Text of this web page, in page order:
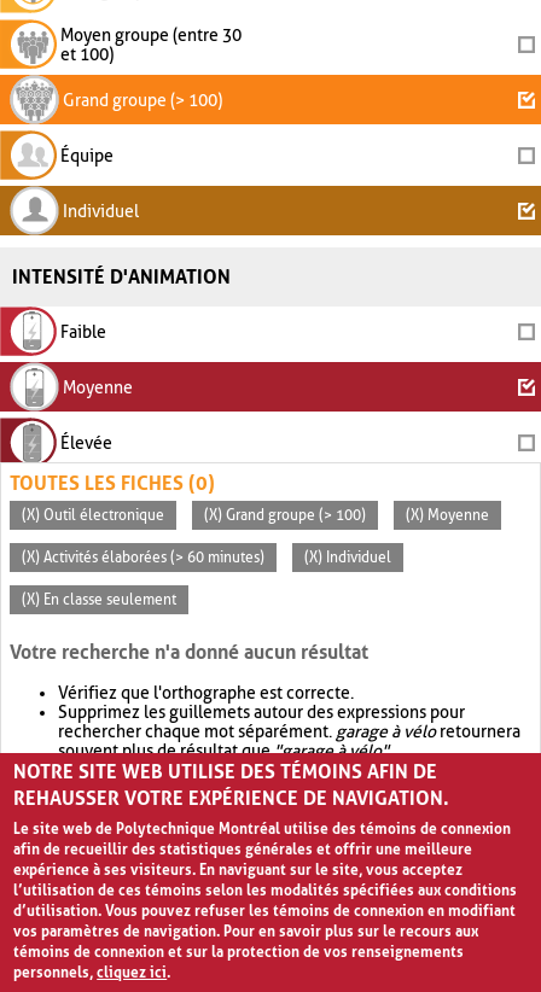
Moyen groupe (entre 30
et 100)
Grand groupe (> 100)
Équipe
Individuel
INTENSITÉ D'ANIMATION
Faible
Moyenne
Élevée
TOUTES LES FICHES (0)
(X) Outil électronique (X) Grand groupe (> 100) (X) Moyenne
(X) Activités élaborées (> 60 minutes) (X) Individuel
(X) En classe seulement
Votre recherche n'a donné aucun résultat
Vérifiez que l'orthographe est correcte.
Supprimez les guillemets autour des expressions pour
rechercher chaque mot séparément. garage à véloretournera
souvent plus de résultat que"garage à vélo".
Envisagez d'élargir votre recherche avec OR.garage OR vélo
retournera souvent plus de résultat quegarage à vélo
NOTRE SITE WEB UTILISE DES TÉMOINS AFIN DE
REHAUSSER VOTRE EXPÉRIENCE DE NAVIGATION.
Le site web de Polytechnique Montréal utilise des témoins de connexion
afin de recueillir des statistiques générales et offrir une meilleure
expérience à ses visiteurs. En naviguant sur le site, vous acceptez
l’utilisation de ces témoins selon les modalités spécifiées aux conditions
d’utilisation. Vous pouvez refuser les témoins de connexion en modifiant
vos paramètres de navigation. Pour en savoir plus sur le recours aux
témoins de connexion et sur la protection de vos renseignements
personnels,cliquez ici.